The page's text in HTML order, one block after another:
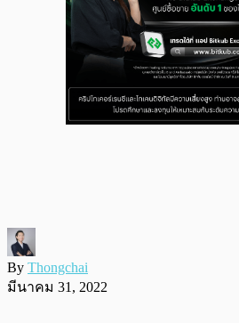
By Thongchai
มีนาคม 31, 2022